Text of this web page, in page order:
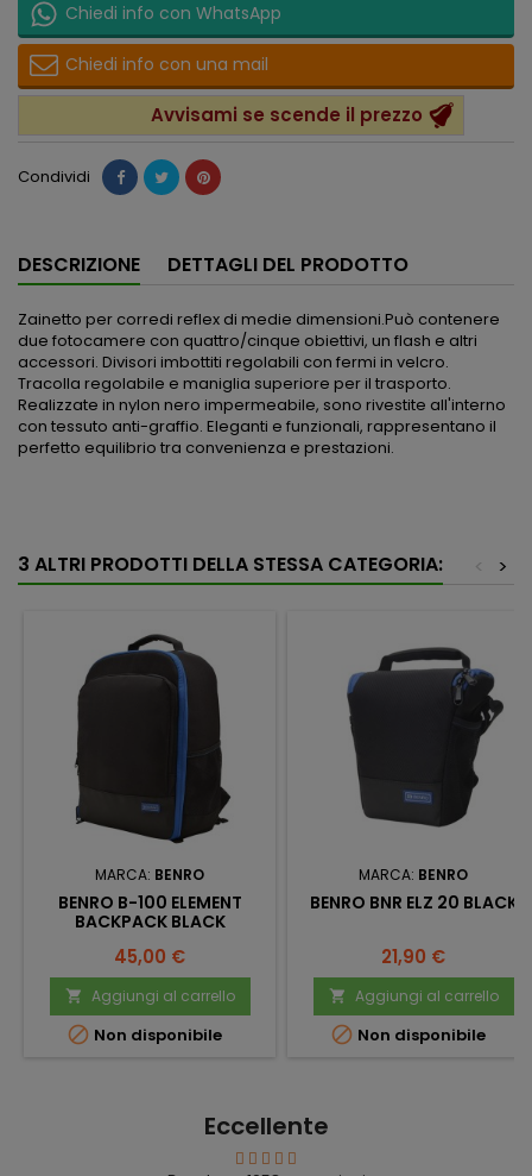
Chiedi info con WhatsApp
Chiedi info con una mail
Avvisami se scende il prezzo
Condividi
DESCRIZIONE DETTAGLI DEL PRODOTTO
Zainetto per corredi reflex di medie dimensioni.Può contenere
due fotocamere con quattro/cinque obiettivi, un flash e altri
accessori. Divisori imbottiti regolabili con fermi in velcro.
Tracolla regolabile e maniglia superiore per il trasporto.
Realizzate in nylon nero impermeabile, sono rivestite all'interno
con tessuto anti-graffio. Eleganti e funzionali, rappresentano il
perfetto equilibrio tra convenienza e prestazioni.
3 ALTRI PRODOTTI DELLA STESSA CATEGORIA: >
<
MARCA: BENRO
BENRO B-100 ELEMENT
BACKPACK BLACK
Prezzo
45,00 €
 Aggiungi al carrello
 Non disponibile
MARCA: BENRO
BENRO BNR ELZ 20 BLACK
Prezzo
21,90 €
 Aggiungi al carrello
 Non disponibile
Eccellente